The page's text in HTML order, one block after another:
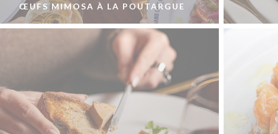
ŒUFS MIMOSA À LA POUTARGUE